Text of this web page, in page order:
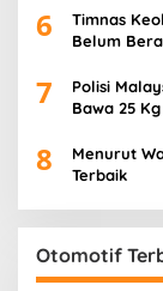
6
Timnas
Belum
7
Polisi
Bawa 25
8
Menurut
Terbaik
Otomotif